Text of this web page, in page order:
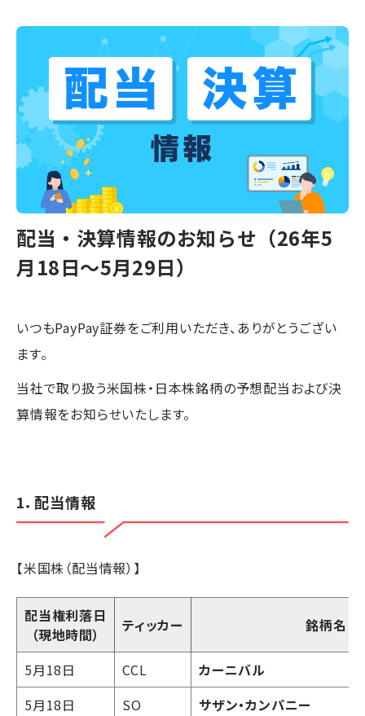
配当・決算情報のお知らせ（26年5
月18日〜5月29日）
いつもPayPay証券をご利用いただき、ありがとうござい
ます。
当社で取り扱う米国株・日本株銘柄の予想配当および決
算情報をお知らせいたします。
1．配当情報
【米国株（配当情報）】
配当権利落日
（現地時間）
ティッカー 銘柄名
5月18日 CCL
カーニバル
5月18日
SO
サザン・カンパニー